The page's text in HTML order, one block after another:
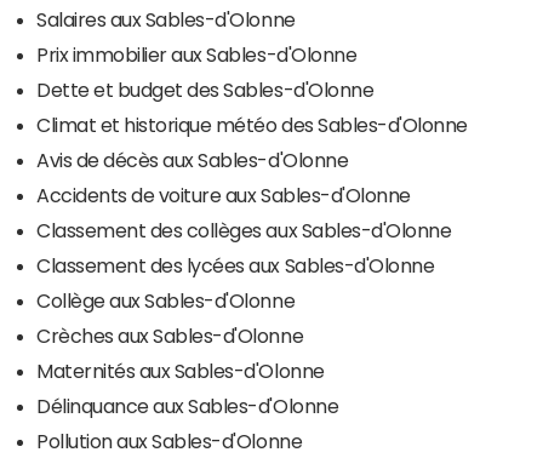
Salaires aux Sables-d'Olonne
Prix immobilier aux Sables-d'Olonne
Dette et budget des Sables-d'Olonne
Climat et historique météo des Sables-d'Olonne
Avis de décès aux Sables-d'Olonne
Accidents de voiture aux Sables-d'Olonne
Classement des collèges aux Sables-d'Olonne
Classement des lycées aux Sables-d'Olonne
Collège aux Sables-d'Olonne
Crèches aux Sables-d'Olonne
Maternités aux Sables-d'Olonne
Délinquance aux Sables-d'Olonne
Pollution aux Sables-d'Olonne